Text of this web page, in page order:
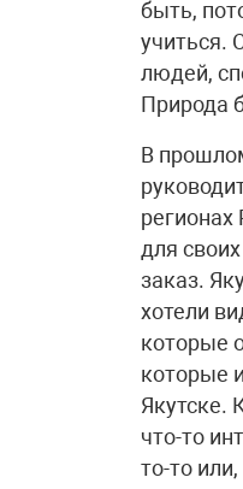
быть,
учиться.
людей,
Природа
В
для
заказ.
хотели
которые
которые
Якутске.
что-то
то-то